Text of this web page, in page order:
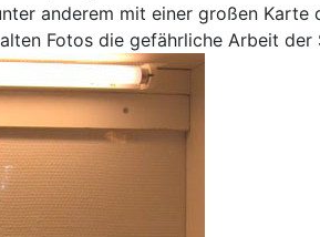
anderem mit einer großen
Fotos die gefährliche Arbeit der